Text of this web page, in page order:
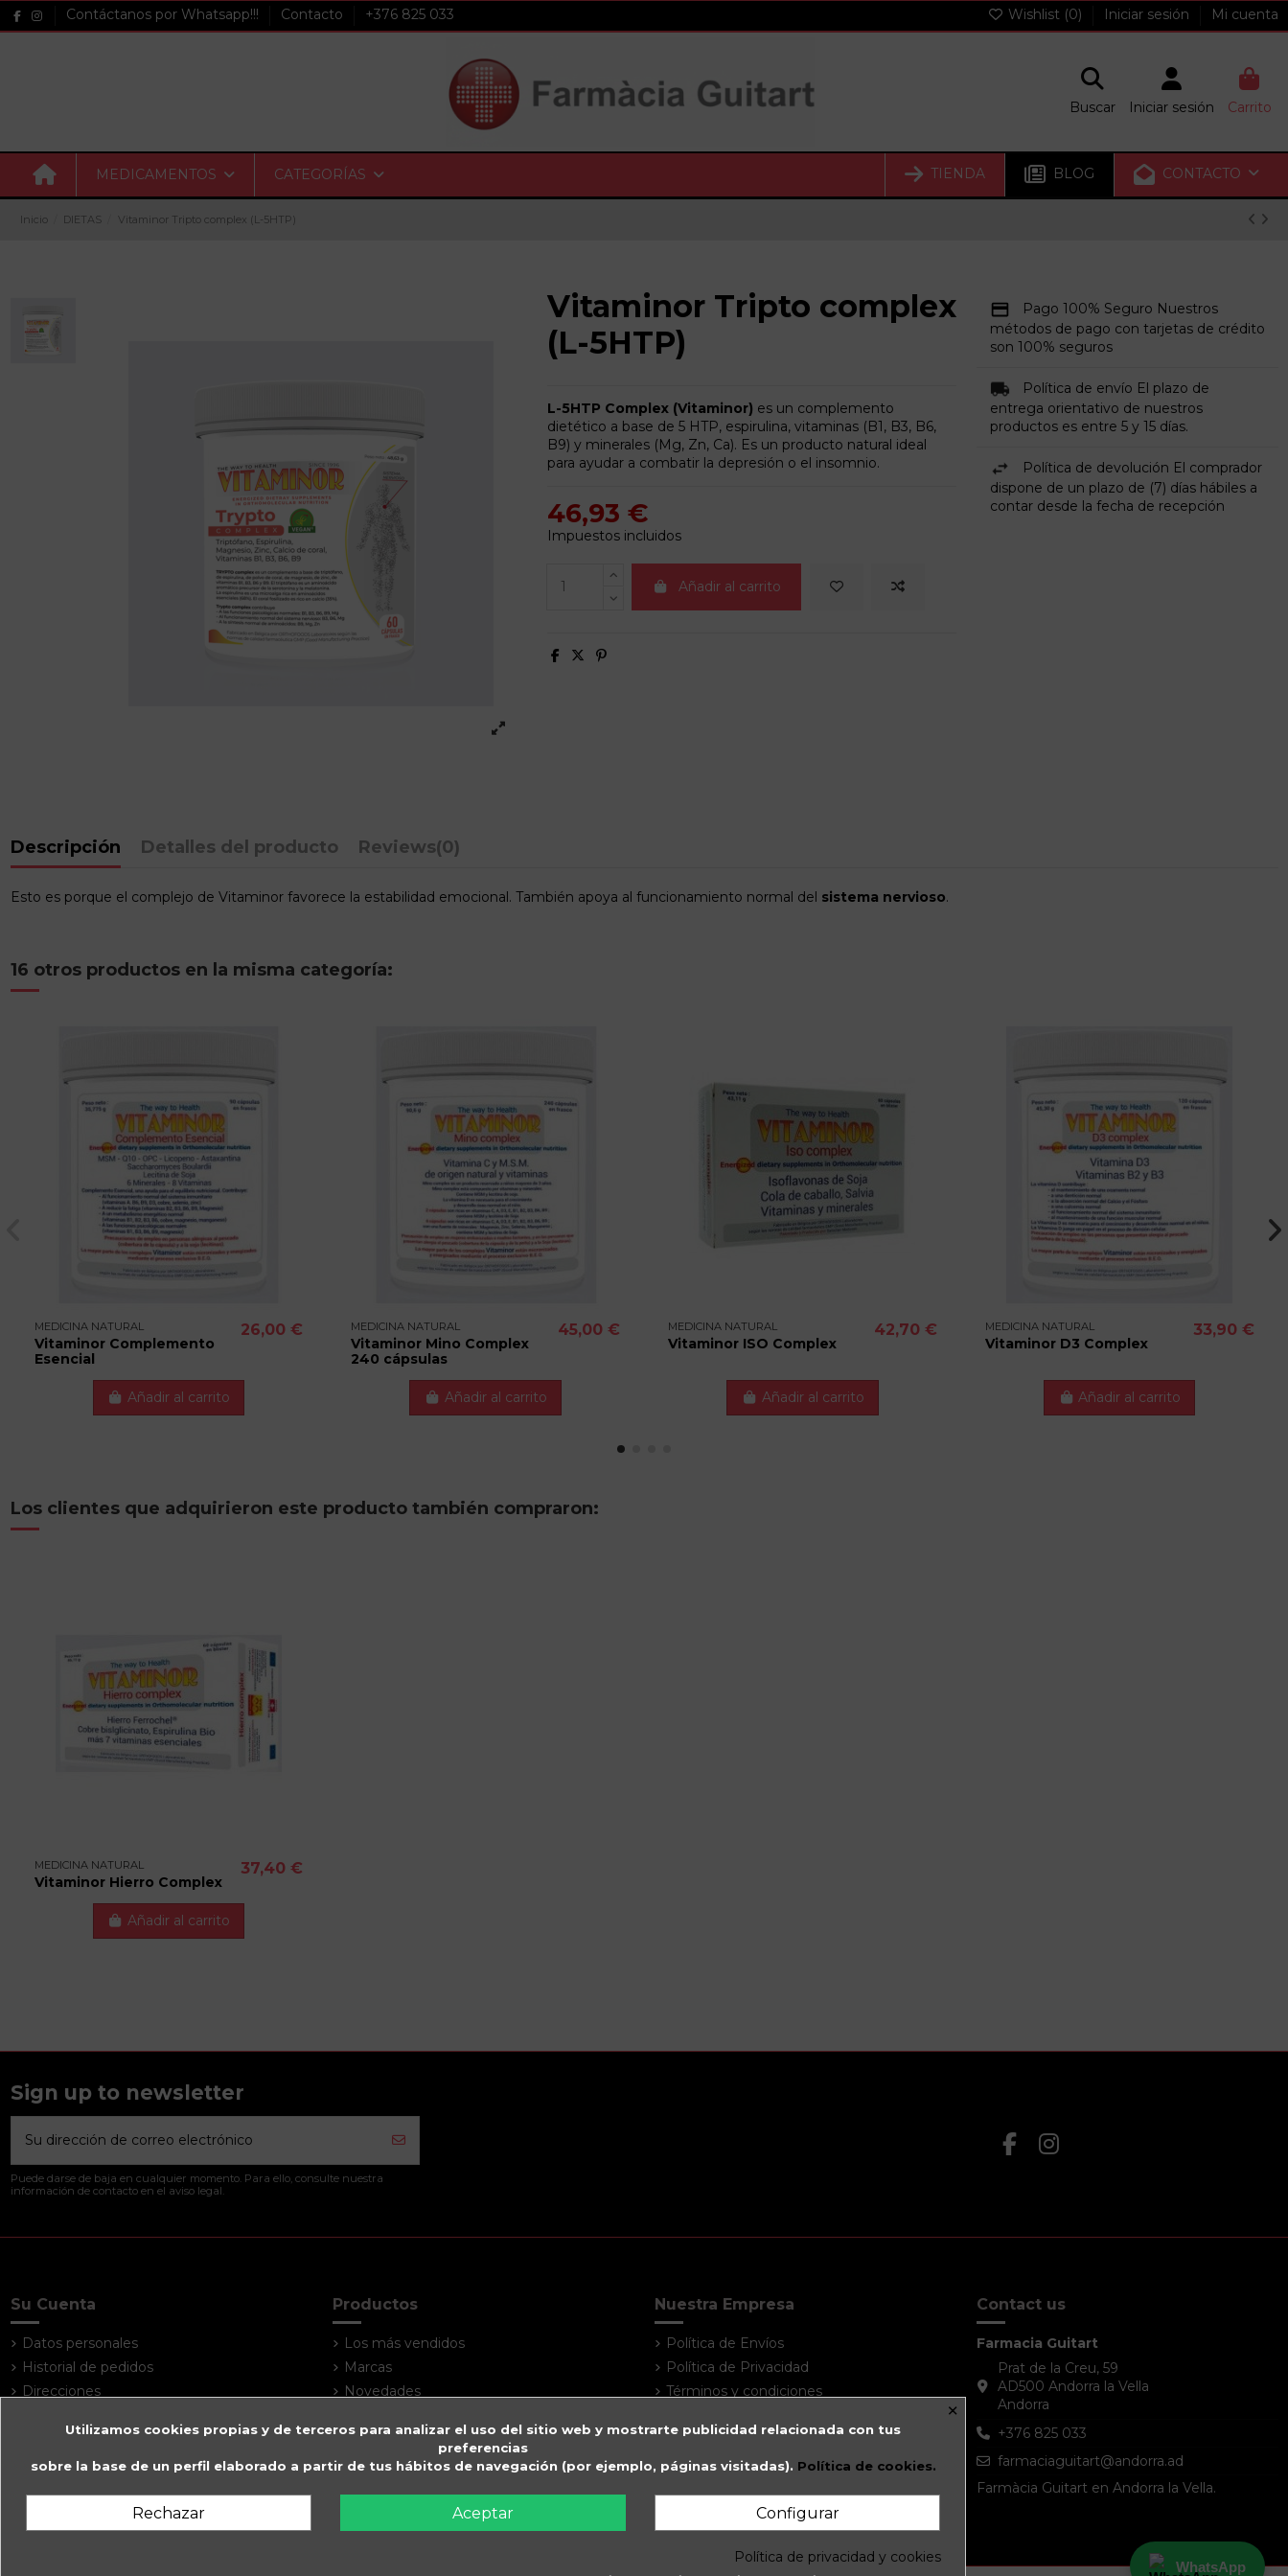
Contáctanos por Whatsapp!!! Contacto +376 825 033 Wishlist (0) Iniciar sesión Mi cuenta
Buscar Iniciar sesión Carrito
MEDICAMENTOS CATEGORÍAS CONTACTO
BLOG
TIENDA
Inicio DIETAS Vitaminor Tripto complex (L-5HTP)
Vitaminor Tripto complex
(L-5HTP)
L-5HTP Complex (Vitaminor) es un complemento
dietético a base de 5 HTP, espirulina, vitaminas (B1, B3, B6,
B9) y minerales (Mg, Zn, Ca). Es un producto natural ideal
para ayudar a combatir la depresión o el insomnio.
46,93 €
Impuestos incluidos
Añadir al carrito
Pago 100% Seguro Nuestros
métodos de pago con tarjetas de crédito
son 100% seguros
Política de envío El plazo de
entrega orientativo de nuestros
productos es entre 5 y 15 días.
Política de devolución El comprador
dispone de un plazo de (7) días hábiles a
contar desde la fecha de recepción
Descripción Detalles del producto Reviews(0)
Esto es porque el complejo de Vitaminor favorece la estabilidad emocional. También apoya al funcionamiento normal del sistema nervioso.
16 otros productos en la misma categoría:
MEDICINA NATURAL
Vitaminor Complemento
Esencial
26,00 €
Añadir al carrito
MEDICINA NATURAL
Vitaminor Mino Complex
240 cápsulas
45,00 €
Añadir al carrito
MEDICINA NATURAL
Vitaminor ISO Complex
42,70 €
Añadir al carrito
MEDICINA NATURAL
Vitaminor D3 Complex
33,90 €
Añadir al carrito
Los clientes que adquirieron este producto también compraron:
MEDICINA NATURAL
Vitaminor Hierro Complex
37,40 €
Añadir al carrito
Sign up to newsletter
Puede darse de baja en cualquier momento. Para ello, consulte nuestra
información de contacto en el aviso legal.
Su Cuenta
Datos personales
Historial de pedidos
Direcciones
Productos
Los más vendidos
Marcas
Novedades
Nuestra Empresa
Política de Envíos
Política de Privacidad
Términos y condiciones
Contacte con nosotros
Mapa del sitio
Contact us
Farmacia Guitart
Prat de la Creu, 59
AD500 Andorra la Vella
Andorra
+376 825 033
farmaciaguitart@andorra.ad
Farmàcia Guitart en Andorra la Vella.
WhatsApp
×
Utilizamos cookies propias y de terceros para analizar el uso del sitio web y mostrarte publicidad relacionada con tus
preferencias
sobre la base de un perfil elaborado a partir de tus hábitos de navegación (por ejemplo, páginas visitadas). Política de cookies.
Rechazar Aceptar Configurar
Política de privacidad y cookies